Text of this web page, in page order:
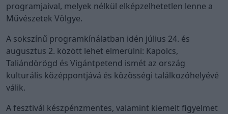
programjaival, melyek nélkül elképzelhetetlen lenne a
Művészetek Völgye.
A sokszínű programkínálatban idén július 24. és
augusztus 2. között lehet elmerülni: Kapolcs,
Taliándörögd és Vigántpetend ismét az ország
kulturális középpontjává és közösségi találkozóhelyévé
válik.
A fesztivál készpénzmentes, valamint kiemelt figyelmet